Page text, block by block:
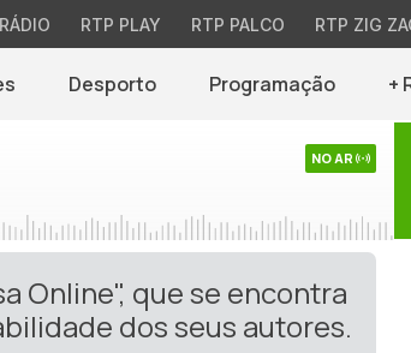
RÁDIO RTP PLAY RTP PALCO RTP ZIG
Desporto Programação +
NO AR
Online", que se encontra
dos seus autores.